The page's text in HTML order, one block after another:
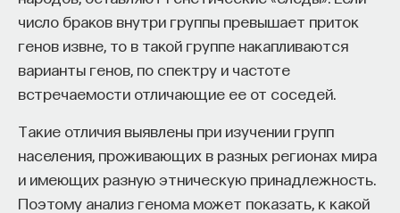
число браков внутри группы превышает приток
генов извне, то в такой группе накапливаются
варианты генов, по спектру и частоте
встречаемости отличающие ее от соседей.
Такие отличия выявлены при изучении групп
населения, проживающих в разных регионах мира
и имеющих разную этническую принадлежность.
Поэтому анализ генома может показать, к какой